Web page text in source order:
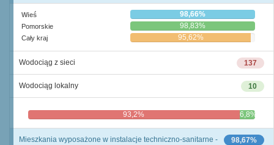
Wieś 98,66%
Pomorskie 98,83%
Cały kraj 95,62%
137
Wodociąg z sieci
10
Wodociąg lokalny
93,2% 6,8%
98,67%
Mieszkania wyposażone w instalacje techniczno-sanitarne -